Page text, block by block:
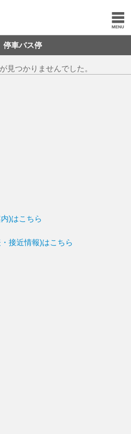
停車バス停
見つかりませんでした。
)はこちら
接近情報)はこちら